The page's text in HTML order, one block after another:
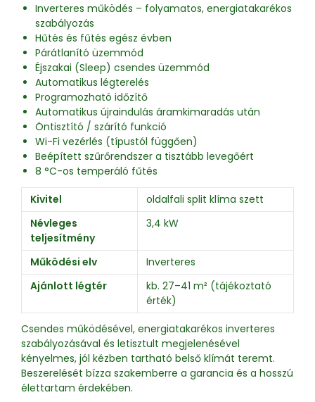
Inverteres működés – folyamatos, energiatakarékos
szabályozás
Hűtés és fűtés egész évben
Párátlanító üzemmód
Éjszakai (Sleep) csendes üzemmód
Automatikus légterelés
Programozható időzítő
Automatikus újraindulás áramkimaradás után
Öntisztító / szárító funkció
Wi-Fi vezérlés (típustól függően)
Beépített szűrőrendszer a tisztább levegőért
8 °C-os temperáló fűtés
Kivitel
oldalfali split klíma szett
Névleges
teljesítmény
3,4 kW
Működési elv
Inverteres
Ajánlott légtér
kb. 27–41 m² (tájékoztató
érték)
Csendes működésével, energiatakarékos inverteres
szabályozásával és letisztult megjelenésével
kényelmes, jól kézben tartható belső klímát teremt.
Beszerelését bízza szakemberre a garancia és a hosszú
élettartam érdekében.